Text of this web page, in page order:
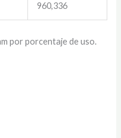
960,336
por porcentaje de uso.